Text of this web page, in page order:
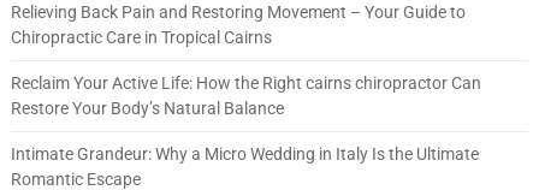
Relieving Back Pain and Restoring Movement – Your Guide to
Chiropractic Care in Tropical Cairns
Reclaim Your Active Life: How the Right cairns chiropractor Can
Restore Your Body’s Natural Balance
Intimate Grandeur: Why a Micro Wedding in Italy Is the Ultimate
Romantic Escape